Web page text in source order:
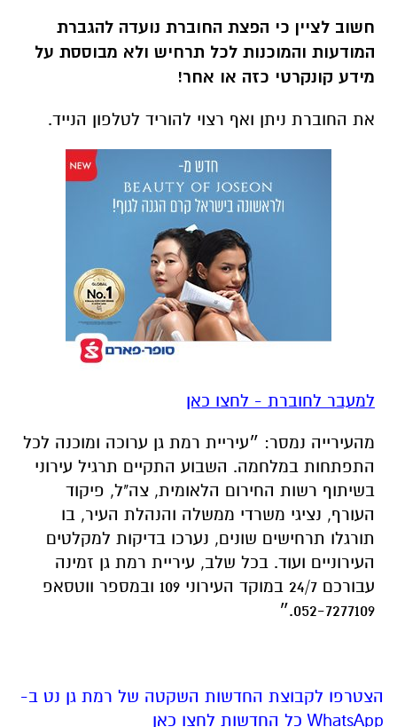
את החוברת ניתן ואף רצוי להוריד לטלפון הנייד.
למעבר לחוברת - לחצו כאן
מהעירייה נמסר: ״עיריית רמת גן ערוכה ומוכנה לכל
בשיתוף רשות החירום הלאומית, צה"ל, פיקוד
תורגלו תרחישים שונים, נערכו בדיקות למקלטים
העירוניים ועוד. בכל שלב, עיריית רמת גן זמינה
עבורכם 24/7 במוקד העירוני 109 ובמספר ווטסאפ
052-7277109.״
הצטרפו לקבוצת החדשות השקטה של רמת גן נט ב-
אולי יעניין אותך גם